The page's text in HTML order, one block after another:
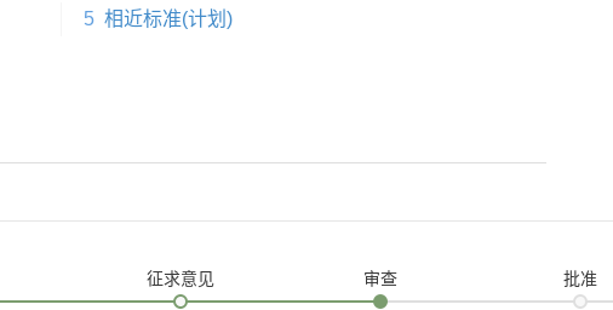
5 相近标准(计划)
征求意见 审查 批准